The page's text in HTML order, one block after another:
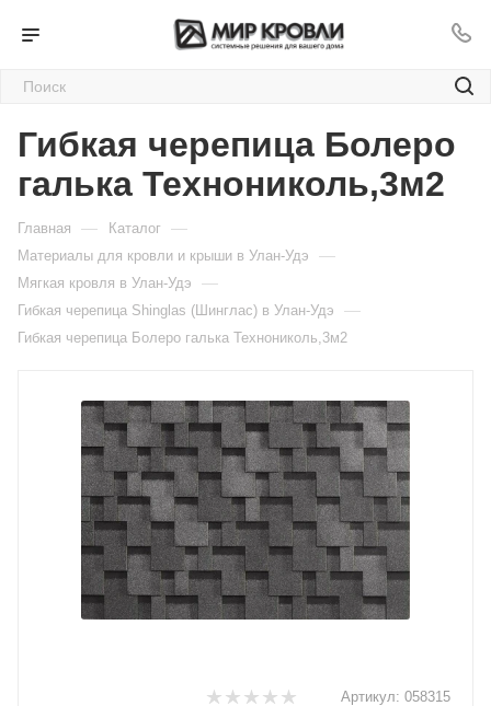
Гибкая черепица Болеро
галька Технониколь,3м2
Главная — Каталог —
Материалы для кровли и крыши в Улан-Удэ —
Мягкая кровля в Улан-Удэ —
Гибкая черепица Shinglas (Шинглас) в Улан-Удэ —
Гибкая черепица Болеро галька Технониколь,3м2
Артикул: 058315